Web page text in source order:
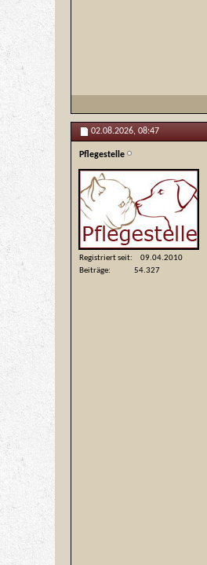
02.08.2026, 08:47
Pflegestelle
Registriert seit
09.04.2010
Beiträge
54.327